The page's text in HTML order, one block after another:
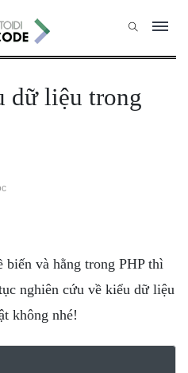
dữ liệu trong
và hằng trong PHP thì
nghiên cứu về kiểu dữ liệu
không nhé!